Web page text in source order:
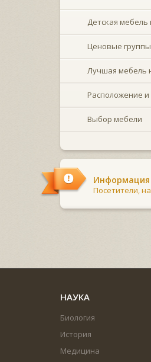
Детская мебель
Ценовые
Лучшая мебель
Расположение
Выбор мебели
Информация
Посетители,
НАУКА
Биология
История
Медицина